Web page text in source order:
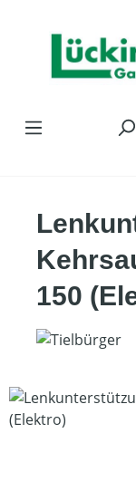
150
Bildergalerie